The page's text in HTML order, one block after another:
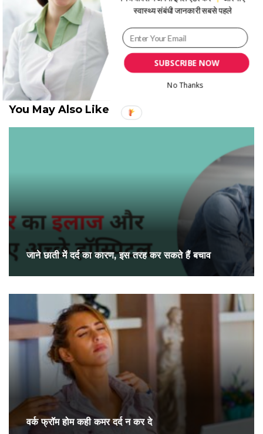
Written By
Praveen Kumar
हेलो दोस्तों, मेरा नाम प्रवीण कुमार है. में इस ब्लॉग में रेगुलर
नई नई हेल्थ आर्टिकल्स लिखता हूँ.आपको हमारी लेख पसंद
आती है तो इसे सोशल मीडिया में शेयर करें। अगर आपको
कोई सहायता चाहिए तो कमेंट कीजिए।
You May Also Like
जाने छाती में दर्द का कारण, इस तरह कर सकते हैं बचाव
वर्क फ्रॉम होम कही कमर दर्द न कर दे
SUBSCRIBE NOW
स्वास्थ्य संबंधी जानकारी सबसे पहले
No Thanks